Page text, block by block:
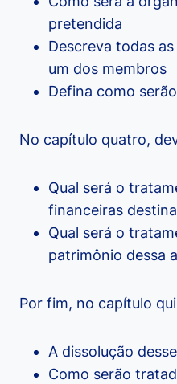
pretendida
Descreva todas
um dos membros
Defina como
No capítulo quatro,
Qual será o
financeiras
Qual será o
patrimônio dessa
Por fim, no capítulo
A dissolução
Como serão